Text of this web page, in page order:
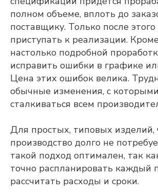
полном объеме, вплоть до
поставщику. Только после
приступать к реализации.
настолько подробной
исправить ошибки в графике
Цена этих ошибок велика.
обычные изменения, с
сталкиваться всем
Для простых, типовых изделий,
производство долго не
такой подход оптимален, так
точно распланировать каждый
рассчитать расходы и сроки.